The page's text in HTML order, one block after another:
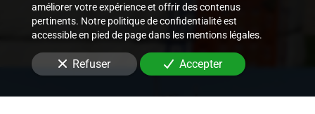
améliorer votre expérience et offrir des contenus
pertinents. Notre politique de confidentialité est
accessible en pied de page dans les mentions légales.
Refuser Accepter